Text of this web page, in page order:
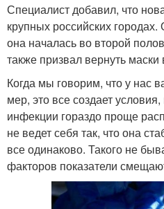
Специалист добавил, что
крупных российских
она началась во второй
также призвал вернуть
Когда мы говорим, что у нас
мер, это все создает
инфекции гораздо проще
не ведет себя так, что она
все одинаково. Такого не
факторов показатели